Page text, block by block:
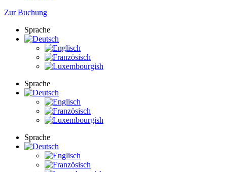
Zur Buchung
Sprache
Sprache
Sprache